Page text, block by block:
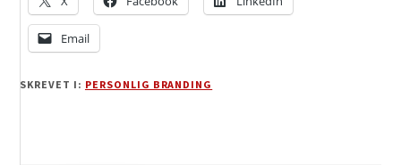
Email
SKREVET I: PERSONLIG BRANDING